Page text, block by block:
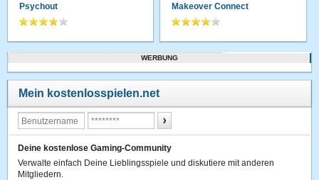
Psychout Makeover Connect
WERBUNG
Mein kostenlosspielen.net
Deine kostenlose Gaming-Community
Verwalte einfach Deine Lieblingsspiele und diskutiere mit anderen
Mitgliedern.